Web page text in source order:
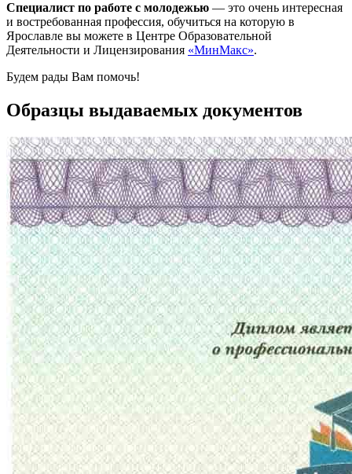
Специалист по работе с молодежью — это очень интересная
и востребованная профессия, обучиться на которую в
Ярославле вы можете в Центре Образовательной
Деятельности и Лицензирования «МинМакс».
Будем рады Вам помочь!
Образцы выдаваемых документов